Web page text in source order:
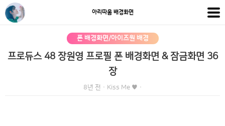
아리따움 배경화면
폰 배경화면/아이즈원 배경
프로듀스 48 장원영 프로필 폰 배경화면 & 잠금화면 36
장
8년 전 · Kiss Me ♥ ·